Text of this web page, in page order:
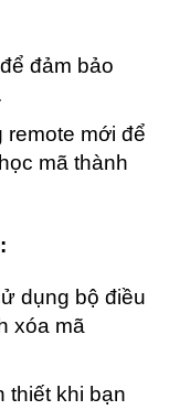
đảm bảo
mới để
mã thành
dụng bộ điều
xóa mã
thiết khi bạn